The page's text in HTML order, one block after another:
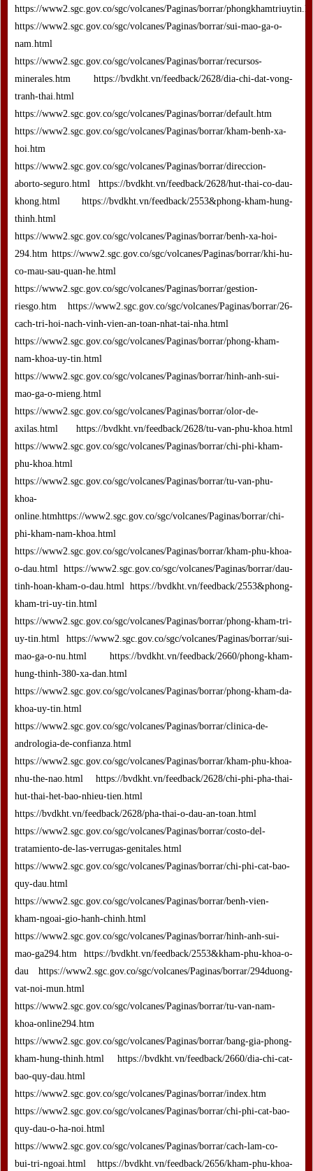
https://www2.sgc.gov.co/sgc/volcanes/Paginas/borrar/
https://www2.sgc.gov.co/sgc/volcanes/Paginas/borrar/sui-mao-ga-o-
nam.html
https://www2.sgc.gov.co/sgc/volcanes/Paginas/borrar/recursos-
minerales.htm https://bvdkht.vn/feedback/2628/dia-chi-dat-vong-
tranh-thai.html
https://www2.sgc.gov.co/sgc/volcanes/Paginas/borrar/default.htm
https://www2.sgc.gov.co/sgc/volcanes/Paginas/borrar/kham-benh-xa-
hoi.htm
https://www2.sgc.gov.co/sgc/volcanes/Paginas/borrar/direccion-
aborto-seguro.html https://bvdkht.vn/feedback/2628/hut-thai-co-dau-
khong.html https://bvdkht.vn/feedback/2553&phong-kham-hung-
thinh.html
https://www2.sgc.gov.co/sgc/volcanes/Paginas/borrar/benh-xa-hoi-
294.htm https://www2.sgc.gov.co/sgc/volcanes/Paginas/borrar/khi-hu-
co-mau-sau-quan-he.html
https://www2.sgc.gov.co/sgc/volcanes/Paginas/borrar/gestion-
riesgo.htm https://www2.sgc.gov.co/sgc/volcanes/Paginas/borrar/26-
cach-tri-hoi-nach-vinh-vien-an-toan-nhat-tai-nha.html
https://www2.sgc.gov.co/sgc/volcanes/Paginas/borrar/phong-kham-
nam-khoa-uy-tin.html
https://www2.sgc.gov.co/sgc/volcanes/Paginas/borrar/hinh-anh-sui-
mao-ga-o-mieng.html
https://www2.sgc.gov.co/sgc/volcanes/Paginas/borrar/olor-de-
axilas.html https://bvdkht.vn/feedback/2628/tu-van-phu-khoa.html
https://www2.sgc.gov.co/sgc/volcanes/Paginas/borrar/chi-phi-kham-
phu-khoa.html
https://www2.sgc.gov.co/sgc/volcanes/Paginas/borrar/tu-van-phu-
khoa-
online.htmhttps://www2.sgc.gov.co/sgc/volcanes/Paginas/borrar/chi-
phi-kham-nam-khoa.html
https://www2.sgc.gov.co/sgc/volcanes/Paginas/borrar/kham-phu-khoa-
o-dau.html https://www2.sgc.gov.co/sgc/volcanes/Paginas/borrar/dau-
tinh-hoan-kham-o-dau.html https://bvdkht.vn/feedback/2553&phong-
kham-tri-uy-tin.html
https://www2.sgc.gov.co/sgc/volcanes/Paginas/borrar/phong-kham-tri-
uy-tin.html https://www2.sgc.gov.co/sgc/volcanes/Paginas/borrar/sui-
mao-ga-o-nu.html https://bvdkht.vn/feedback/2660/phong-kham-
hung-thinh-380-xa-dan.html
https://www2.sgc.gov.co/sgc/volcanes/Paginas/borrar/phong-kham-da-
khoa-uy-tin.html
https://www2.sgc.gov.co/sgc/volcanes/Paginas/borrar/clinica-de-
andrologia-de-confianza.html
https://www2.sgc.gov.co/sgc/volcanes/Paginas/borrar/kham-phu-khoa-
nhu-the-nao.html https://bvdkht.vn/feedback/2628/chi-phi-pha-thai-
hut-thai-het-bao-nhieu-tien.html
https://bvdkht.vn/feedback/2628/pha-thai-o-dau-an-toan.html
https://www2.sgc.gov.co/sgc/volcanes/Paginas/borrar/costo-del-
tratamiento-de-las-verrugas-genitales.html
https://www2.sgc.gov.co/sgc/volcanes/Paginas/borrar/chi-phi-cat-bao-
quy-dau.html
https://www2.sgc.gov.co/sgc/volcanes/Paginas/borrar/benh-vien-
kham-ngoai-gio-hanh-chinh.html
https://www2.sgc.gov.co/sgc/volcanes/Paginas/borrar/hinh-anh-sui-
mao-ga294.htm https://bvdkht.vn/feedback/2553&kham-phu-khoa-o-
dau https://www2.sgc.gov.co/sgc/volcanes/Paginas/borrar/294duong-
vat-noi-mun.html
https://www2.sgc.gov.co/sgc/volcanes/Paginas/borrar/tu-van-nam-
khoa-online294.htm
https://www2.sgc.gov.co/sgc/volcanes/Paginas/borrar/bang-gia-phong-
kham-hung-thinh.html https://bvdkht.vn/feedback/2660/dia-chi-cat-
bao-quy-dau.html
https://www2.sgc.gov.co/sgc/volcanes/Paginas/borrar/index.htm
https://www2.sgc.gov.co/sgc/volcanes/Paginas/borrar/chi-phi-cat-bao-
quy-dau-o-ha-noi.html
https://www2.sgc.gov.co/sgc/volcanes/Paginas/borrar/cach-lam-co-
bui-tri-ngoai.html https://bvdkht.vn/feedback/2656/kham-phu-khoa-